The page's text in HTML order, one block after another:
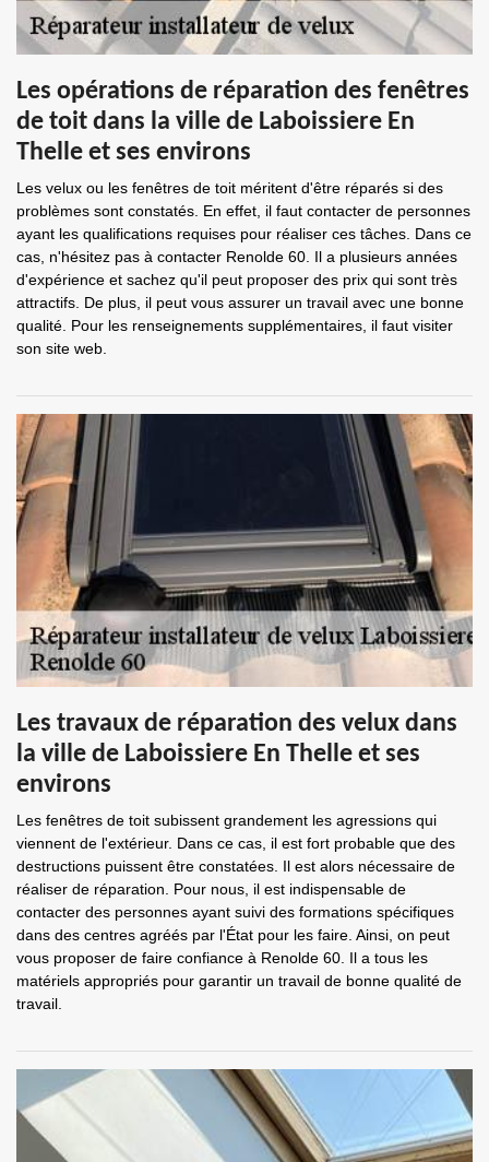
Les opérations de réparation des fenêtres
de toit dans la ville de Laboissiere En
Thelle et ses environs
Les velux ou les fenêtres de toit méritent d'être réparés si des
problèmes sont constatés. En effet, il faut contacter de personnes
ayant les qualifications requises pour réaliser ces tâches. Dans ce
cas, n'hésitez pas à contacter Renolde 60. Il a plusieurs années
d'expérience et sachez qu'il peut proposer des prix qui sont très
attractifs. De plus, il peut vous assurer un travail avec une bonne
qualité. Pour les renseignements supplémentaires, il faut visiter
son site web.
Les travaux de réparation des velux dans
la ville de Laboissiere En Thelle et ses
environs
Les fenêtres de toit subissent grandement les agressions qui
viennent de l'extérieur. Dans ce cas, il est fort probable que des
destructions puissent être constatées. Il est alors nécessaire de
réaliser de réparation. Pour nous, il est indispensable de
contacter des personnes ayant suivi des formations spécifiques
dans des centres agréés par l'État pour les faire. Ainsi, on peut
vous proposer de faire confiance à Renolde 60. Il a tous les
matériels appropriés pour garantir un travail de bonne qualité de
travail.